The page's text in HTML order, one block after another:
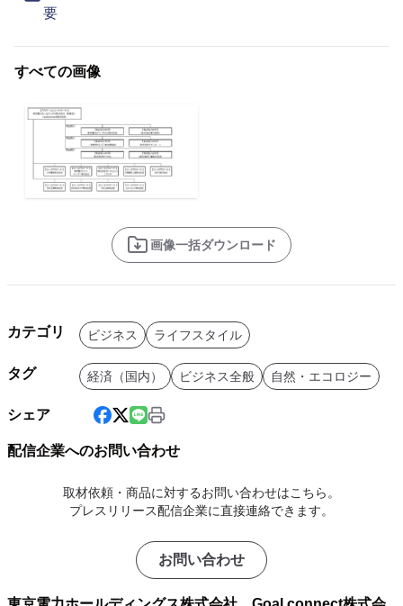
要
すべての画像
画像一括ダウンロード
カテゴリ ビジネス ライフスタイル
タグ 経済（国内） ビジネス全般 自然・エコロジー
シェア
配信企業へのお問い合わせ
取材依頼・商品に対するお問い合わせはこちら。
プレスリリース配信企業に直接連絡できます。
お問い合わせ